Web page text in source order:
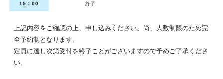
15：00 終了
上記内容をご確認の上、申し込みください。尚、人数制限のため完
全予約制となります。
定員に達し次第受付を終了ことがございますので予めご了承くださ
い。